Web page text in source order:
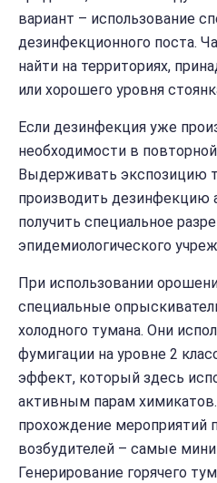
вариант – использование
дезинфекционного поста.
найти на территориях,
или хорошего уровня
Если дезинфекция уже
необходимости в
Выдерживать экспозицию
производить дезинфекцию
получить специальное
эпидемиологического
При использовании
специальные
холодного тумана. Они
фумигации на уровне 2
эффект, который здесь
активным парам
прохождение мероприятий
возбудителей – самые
Генерирование горячего